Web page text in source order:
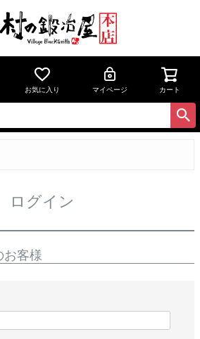
お気に入り マイページ カート
ログイン
お客様